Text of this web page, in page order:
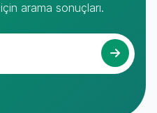
için arama sonuçları.